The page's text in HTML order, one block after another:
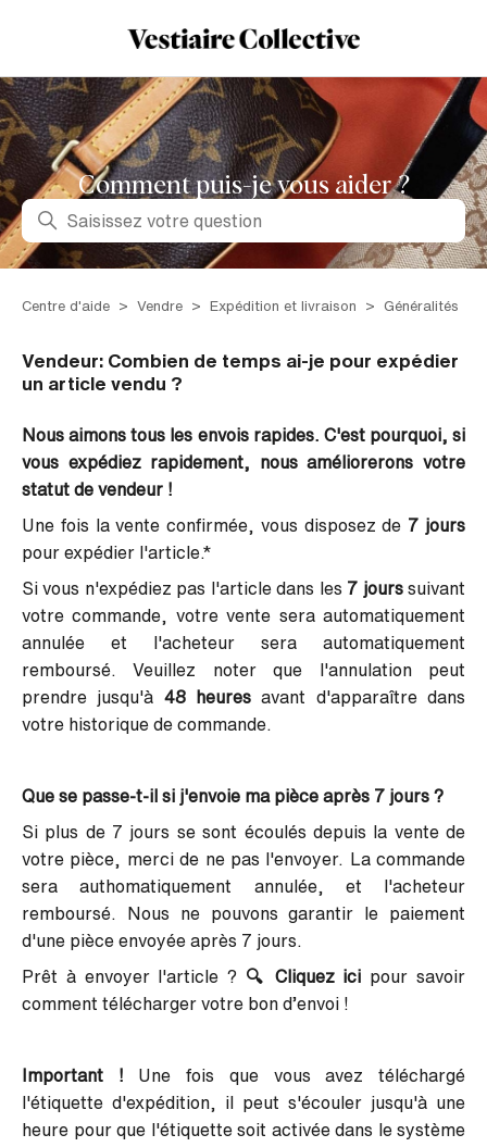
Comment puis-je vous aider ?
Recherche
Centre d'aide Vendre Expédition et livraison Généralités
Vendeur: Combien de temps ai-je pour expédier
un article vendu ?
Nous aimons tous les envois rapides. C'est pourquoi, si
vous expédiez rapidement, nous améliorerons votre
statut de vendeur !
Une fois la vente confirmée, vous disposez de 7 jours
pour expédier l'article.*
Si vous n'expédiez pas l'article dans les 7 jourssuivant
votre commande, votre vente sera automatiquement
annulée et l'acheteur sera automatiquement
remboursé. Veuillez noter que l'annulation peut
prendre jusqu'à 48 heures avant d'apparaître dans
votre historique de commande.
Que se passe-t-il si j'envoie ma pièce après 7 jours ?
Si plus de 7 jours se sont écoulés depuis la vente de
votre pièce, merci de ne pas l'envoyer.
La commande
sera authomatiquement annulée, et l'acheteur
remboursé. Nous ne pouvons garantir le paiement
d'une pièce envoyée après 7 jours.
Prêt à envoyer l'article ? 🔍 Cliquez ici pour savoir
comment télécharger votre bon d’envoi !
Important ! Une fois que vous avez téléchargé
l'étiquette d'expédition, il peut s'écouler jusqu'à une
heure pour que l'étiquette soit activée dans le système